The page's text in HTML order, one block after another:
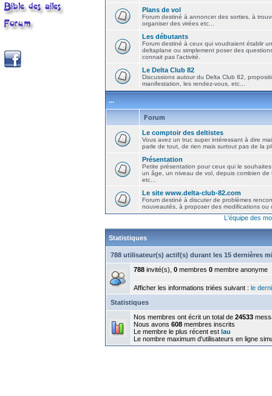
Plans de vol
Forum destiné à annoncer des sorties, à
organiser des virées etc...
Les débutants
Forum destiné à ceux qui voudraient établir
deltaplane ou simplement poser des
connait pas l'activité.
Le Delta Club 82
Discussions autour du Delta Club 82,
manifestation, les rendez-vous, etc...
...
Forum
Le comptoir des deltistes
Vous avez un truc super intéressant à dire
parle de tout, de rien mais surtout pas de la
Présentation
Petite présentation pour ceux qui le
un âge, un niveau de vol, depuis combien de
etc...
Le site www.delta-club-82.com
Forum destiné à discuter de problèmes
nouveautés, à proposer des modifications ou
L'équipe des
Statistiques
788 utilisateur(s) actif(s) durant les 15 dernières
788 invité(s), 0 membres 0 membre anonyme
Afficher les informations triées suivant : le
Statistiques
Nos membres ont écrit un total de 24533
Nous avons 608 membres inscrits
Le membre le plus récent est lau
Le nombre maximum d'utilisateurs en ligne